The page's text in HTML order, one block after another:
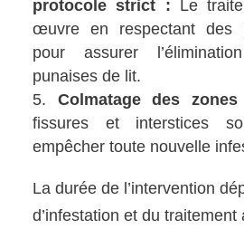
protocole strict : Le
œuvre en respectant des
pour assurer
punaises de lit.
Colmatage des
fissures et interstices
empêcher toute nouvelle
La durée de l’intervention
d’infestation et du